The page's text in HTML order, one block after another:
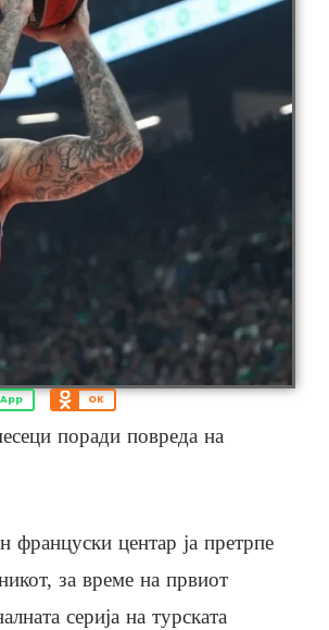
OK
поради повреда на
француски центар ја претрпе
за време на првиот
серија на турската